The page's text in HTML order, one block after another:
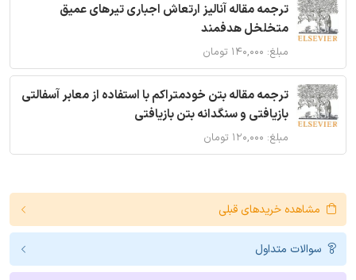
ترجمه مقاله آنالیز ارتعاش اجباری تیرهای عمیق
متخلخل هدفمند
مبلغ: ۱۴۰,۰۰۰ تومان
ترجمه مقاله بتن خودمتراکم با استفاده از معابر آسفالتی
بازیافتی و سنگدانه بتن بازیافتی
مبلغ: ۱۲۰,۰۰۰ تومان
مشاهده خریدهای قبلی
سوالات متداول